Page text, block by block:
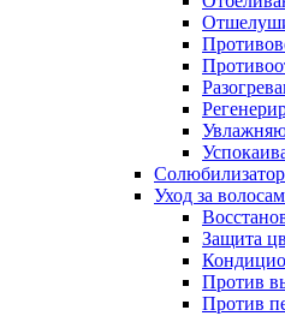
Уход за
Защита
Против
Против